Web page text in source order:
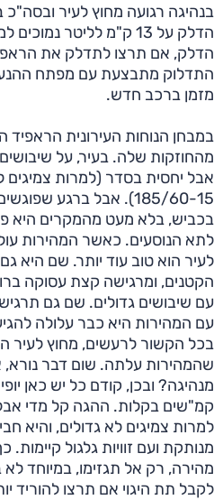
בנהיגה רגועה מחוץ לעיר ובסה"כ
הדלק על 13 ק"מ לליטר
הדלק, אם תרצו לתדלק את
התדלוק מתבצעת עם מפתח
מזמן ברכב חדש.
במבחן הנוחות העירונית
מהחוזקות שלה. בעיר, על
אבל יחסית בסדר (למרות צמיגים
185/60-15). אבל ברגע
בכביש, בלא מעט מהמקרים היא
לתא הנוסעים. כאשר המהירות
לעיר הוא טוב עוד יותר. שם היא
הקטנים, ומרגישה קצת עסוקה
עם שיבושים גדולים. שם גם
עם המהירות היא כבר עלולה
בכל הקשור לרעשים, מחוץ לעיר
שהמהירות עלתה. שום דבר נורא,
מנהיגה? ובכן, קודם כל יש כאן
קמ"שים בקלות. ההגה קל מדי
למרות צמיגים לא גדולים, והיא
מנותקת ועם זוויות גלגול
מהירה, רק אל תגזימו, במיוחד לא
לקבל תת היגוי אם תרצו להוריד